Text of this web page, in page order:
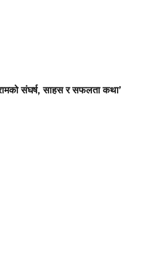
संघर्ष, साहस र सफलता कथा’